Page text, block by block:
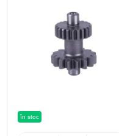
în stoc